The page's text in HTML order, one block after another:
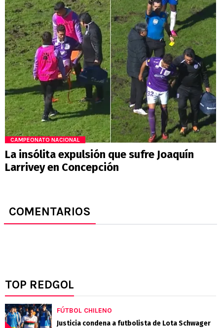
CAMPEONATO NACIONAL
La insólita expulsión que sufre Joaquín
Larrivey en Concepción
COMENTARIOS
TOP REDGOL
FÚTBOL CHILENO
Justicia condena a futbolista de Lota Schwager